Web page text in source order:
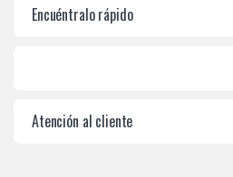
Encuéntralo rápido
Atención al cliente